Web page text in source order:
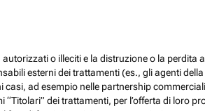
o illeciti e la distruzione o la perdita
esterni dei trattamenti (es., gli agenti
ad esempio nelle partnership
dei trattamenti, per l’offerta di loro